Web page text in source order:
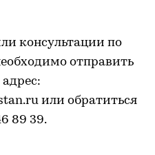
консультации по
отправить
или обратиться
89 39.